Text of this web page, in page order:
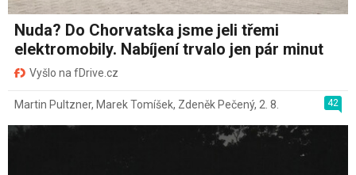
Nuda? Do Chorvatska jsme jeli třemi
elektromobily. Nabíjení trvalo jen pár minut
Vyšlo na fDrive.cz
42
Martin Pultzner, Marek Tomíšek, Zdeněk Pečený, 2. 8.